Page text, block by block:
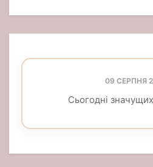
09 СЕРПНЯ
Сьогодні